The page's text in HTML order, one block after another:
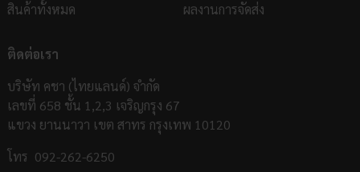
สินค้าทั้งหมด
ผลงานการจัดส่ง
ติดต่อเรา
บริษัท คชา (ไทยแลนด์) จำกัด
เลขที่ 658 ชั้น 1,2,3 เจริญกรุง 67
แขวง ยานนาวา เขต สาทร กรุงเทพ 10120
โทร 092-262-6250